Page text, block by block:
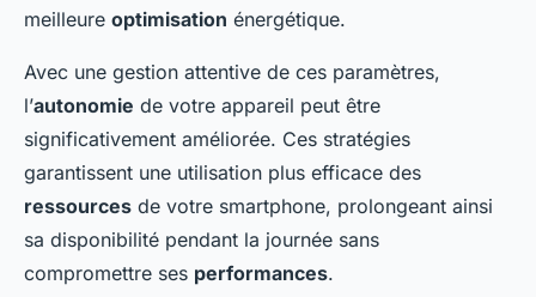
meilleure optimisation énergétique.
Avec une gestion attentive de ces paramètres,
l’autonomie de votre appareil peut être
significativement améliorée. Ces stratégies
garantissent une utilisation plus efficace des
ressources de votre smartphone, prolongeant ainsi
sa disponibilité pendant la journée sans
compromettre ses performances.